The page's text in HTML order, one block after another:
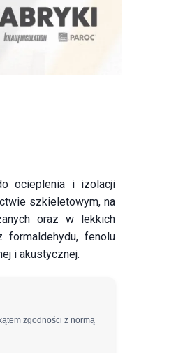
ocieplenia i izolacji
szkieletowym, na
oraz w lekkich
formaldehydu, fenolu
i akustycznej.
zgodności z normą